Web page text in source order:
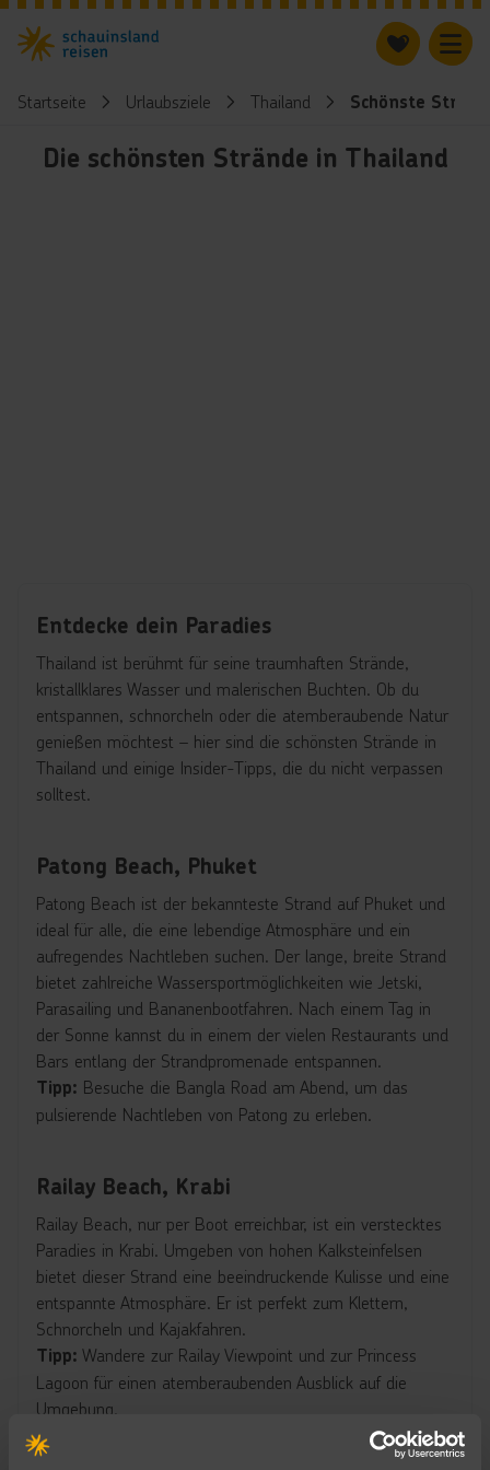
Startseite Urlaubsziele Thailand Schönste
Die schönsten Strände in Thailand
Entdecke dein Paradies
Thailand ist berühmt für seine traumhaften Strände,
kristallklares Wasser und malerischen Buchten. Ob du
entspannen, schnorcheln oder die atemberaubende Natur
genießen möchtest – hier sind die schönsten Strände in
Thailand und einige Insider-Tipps, die du nicht verpassen
solltest.
Patong Beach, Phuket
Patong Beach ist der bekannteste Strand auf Phuket und
ideal für alle, die eine lebendige Atmosphäre und ein
aufregendes Nachtleben suchen. Der lange, breite Strand
bietet zahlreiche Wassersportmöglichkeiten wie Jetski,
Parasailing und Bananenbootfahren. Nach einem Tag in
der Sonne kannst du in einem der vielen Restaurants und
Bars entlang der Strandpromenade entspannen.
Tipp: Besuche die Bangla Road am Abend, um das
pulsierende Nachtleben von Patong zu erleben.
Railay Beach, Krabi
Railay Beach, nur per Boot erreichbar, ist ein verstecktes
Paradies in Krabi. Umgeben von hohen Kalksteinfelsen
bietet dieser Strand eine beeindruckende Kulisse und eine
entspannte Atmosphäre. Er ist perfekt zum Klettern,
Schnorcheln und Kajakfahren.
Tipp: Wandere zur Railay Viewpoint und zur Princess
Lagoon für einen atemberaubenden Ausblick auf die
Umgebung.